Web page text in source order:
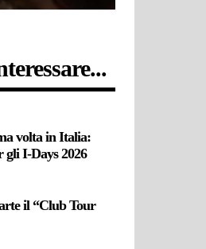
volta in Italia:
gli I-Days 2026
il “Club Tour